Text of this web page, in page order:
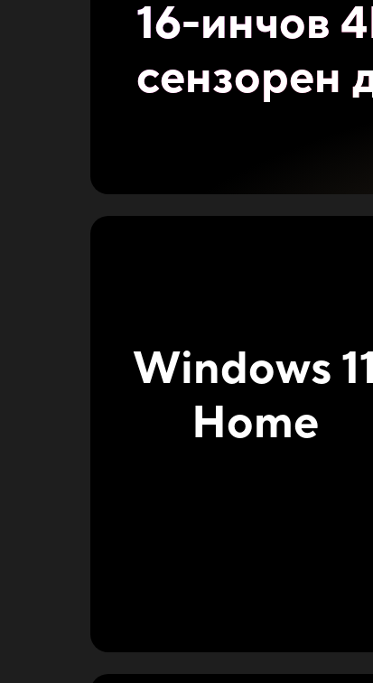
16-инчов
сензорен
Windows 11
Home